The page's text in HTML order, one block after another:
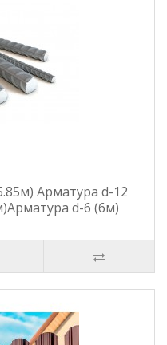
Арматура d-12
d-6 (6м)